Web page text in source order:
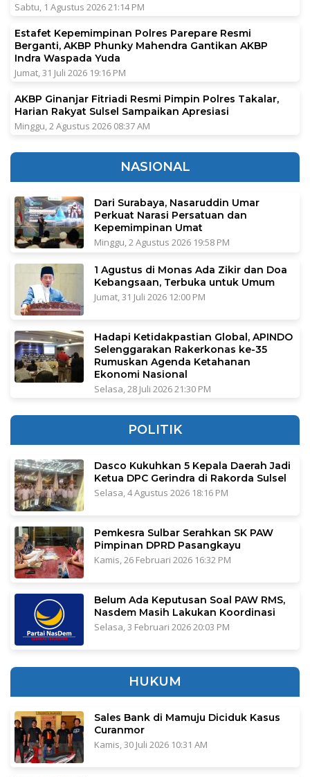
Sabtu, 1 Agustus 2026 21:14 PM
Estafet Kepemimpinan Polres Parepare Resmi
Berganti, AKBP Phunky Mahendra Gantikan AKBP
Indra Waspada Yuda
Jumat, 31 Juli 2026 19:16 PM
AKBP Ginanjar Fitriadi Resmi Pimpin Polres Takalar,
Harian Rakyat Sulsel Sampaikan Apresiasi
Minggu, 2 Agustus 2026 08:37 AM
NASIONAL
Dari Surabaya, Nasaruddin Umar
Perkuat Narasi Persatuan dan
Kepemimpinan Umat
Minggu, 2 Agustus 2026 19:58 PM
1 Agustus di Monas Ada Zikir dan Doa
Kebangsaan, Terbuka untuk Umum
Jumat, 31 Juli 2026 12:00 PM
Hadapi Ketidakpastian Global, APINDO
Selenggarakan Rakerkonas ke-35
Rumuskan Agenda Ketahanan
Ekonomi Nasional
Selasa, 28 Juli 2026 21:30 PM
POLITIK
Dasco Kukuhkan 5 Kepala Daerah Jadi
Ketua DPC Gerindra di Rakorda Sulsel
Selasa, 4 Agustus 2026 18:16 PM
Pemkesra Sulbar Serahkan SK PAW
Pimpinan DPRD Pasangkayu
Kamis, 26 Februari 2026 16:32 PM
Belum Ada Keputusan Soal PAW RMS,
Nasdem Masih Lakukan Koordinasi
Selasa, 3 Februari 2026 20:03 PM
HUKUM
Sales Bank di Mamuju Diciduk Kasus
Curanmor
Kamis, 30 Juli 2026 10:31 AM